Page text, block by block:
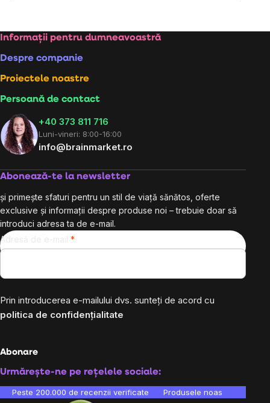
Subsol
Informații pentru dumneavoastră
Despre companie
Proiectele noastre
Persoană de contact
+40 373 811 716
Luni-vineri: 8:00-16:00
info@brainmarket.ro
Abonează-te la newsletter
și primește sfaturi pentru un stil de viață sănătos, oferte
exclusive și informații despre produse noi – trebuie doar să
introduci adresa ta de e-mail.
Adresă de e-mail
Prin introducerea e-mailului dvs. sunteți de acord cu
politica de confidențialitate
Abonare
Urmărește-ne pe rețelele sociale:
Peste 200.000 de recenzii verificate Produsele noastre sunt